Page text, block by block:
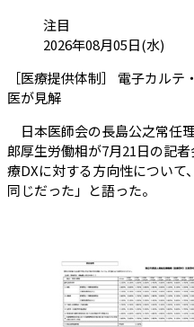
カテゴリ:
注目
投稿日:2026年08月05日(水)
［医療提供体制］ 電子カル
医が見解（会員限定記事）
日本医師会の長島公之常任
郎厚生労働相が7月21日の記
療DXに対する方向性について
同じだった」と語った。